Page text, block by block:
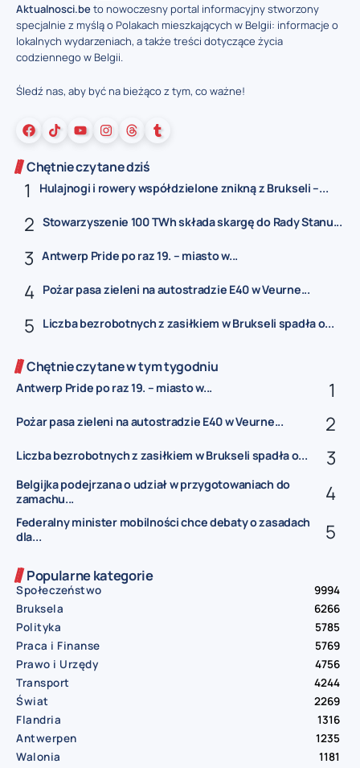
Aktualnosci.beto nowoczesny portal informacyjny stworzony
specjalnie z myślą o Polakach mieszkających w Belgii: informacje o
lokalnych wydarzeniach, a także treści dotyczące życia
codziennego w Belgii.
Śledź nas, aby być na bieżąco z tym, co ważne!
Chętnie czytane dziś
Hulajnogi i rowery współdzielone znikną z Brukseli –...
Stowarzyszenie 100 TWh składa skargę do Rady Stanu...
Antwerp Pride po raz 19. – miasto w...
Pożar pasa zieleni na autostradzie E40 w Veurne...
Liczba bezrobotnych z zasiłkiem w Brukseli spadła o...
Chętnie czytane w tym tygodniu
Antwerp Pride po raz 19. – miasto w...
Pożar pasa zieleni na autostradzie E40 w Veurne...
Liczba bezrobotnych z zasiłkiem w Brukseli spadła o...
Belgijka podejrzana o udział w przygotowaniach do
zamachu...
Federalny minister mobilności chce debaty o zasadach
dla...
Popularne kategorie
Społeczeństwo
9994
Bruksela
6266
Polityka
5785
Praca i Finanse
5769
Prawo i Urzędy
4756
Transport
4244
Świat
2269
Flandria
1316
Antwerpen
1235
Walonia
1181